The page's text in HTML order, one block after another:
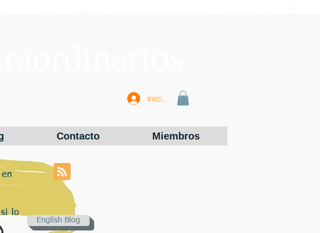
Iniciar sesión
Contacto Miembros
lo
English Blog